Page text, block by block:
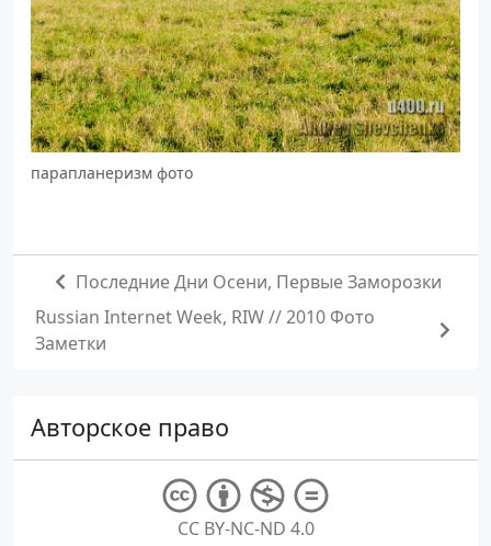
парапланеризм фото
Последние Дни Осени, Первые Заморозки
Russian Internet Week, RIW // 2010 Фото
Заметки
Авторское право
CC BY-NC-ND 4.0